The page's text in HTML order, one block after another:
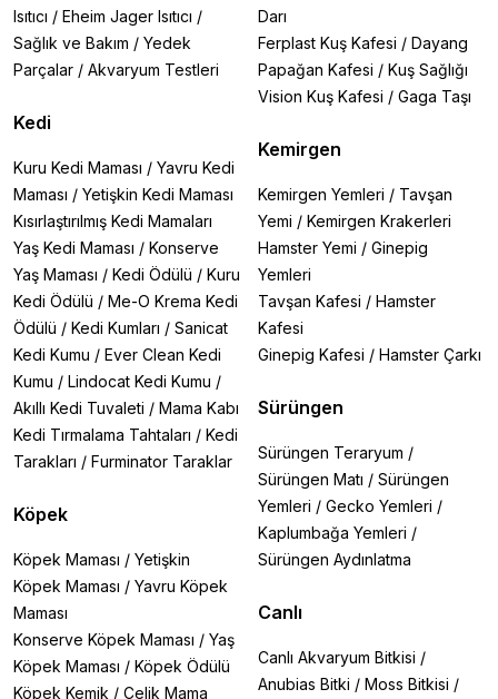
Isıtıcı / Eheim Jager Isıtıcı /
Sağlık ve Bakım / Yedek
Parçalar / Akvaryum Testleri
Kedi
Kuru Kedi Maması / Yavru Kedi
Maması / Yetişkin Kedi Maması
Kısırlaştırılmış Kedi Mamaları
Yaş Kedi Maması / Konserve
Yaş Maması / Kedi Ödülü / Kuru
Kedi Ödülü / Me-O Krema Kedi
Ödülü / Kedi Kumları / Sanicat
Kedi Kumu / Ever Clean Kedi
Kumu / Lindocat Kedi Kumu /
Akıllı Kedi Tuvaleti / Mama Kabı
Kedi Tırmalama Tahtaları / Kedi
Tarakları / Furminator Taraklar
Köpek
Köpek Maması / Yetişkin
Köpek Maması / Yavru Köpek
Maması
Konserve Köpek Maması / Yaş
Köpek Maması / Köpek Ödülü
Köpek Kemik / Çelik Mama
Darı
Ferplast Kuş Kafesi / Dayang
Papağan Kafesi / Kuş Sağlığı
Vision Kuş Kafesi / Gaga Taşı
Kemirgen
Kemirgen Yemleri / Tavşan
Yemi / Kemirgen Krakerleri
Hamster Yemi / Ginepig
Yemleri
Tavşan Kafesi / Hamster
Kafesi
Ginepig Kafesi / Hamster Çarkı
Sürüngen
Sürüngen Teraryum /
Sürüngen Matı / Sürüngen
Yemleri / Gecko Yemleri /
Kaplumbağa Yemleri /
Sürüngen Aydınlatma
Canlı
Canlı Akvaryum Bitkisi /
Anubias Bitki / Moss Bitkisi /